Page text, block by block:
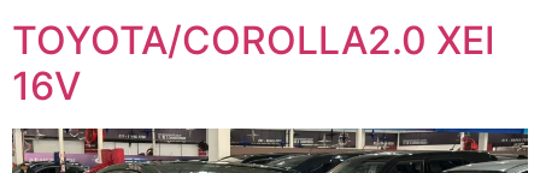
TOYOTA/COROLLA2.0 XEI
16V